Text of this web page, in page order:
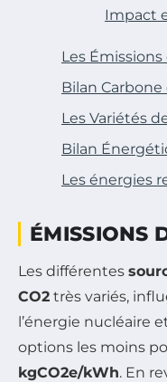
Impact
Les
Bilan
Les Variétés
Bilan
Les énergies
ÉMISSIONS
Les différentes
CO2 très variés,
l’énergie nucléaire
options les moins
kgCO2e/kWh. En